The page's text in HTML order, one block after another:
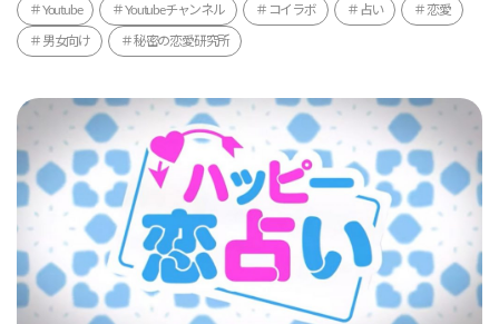
Youtube Youtubeチャンネル コイラボ 占い 恋愛
男女向け 秘密の恋愛研究所